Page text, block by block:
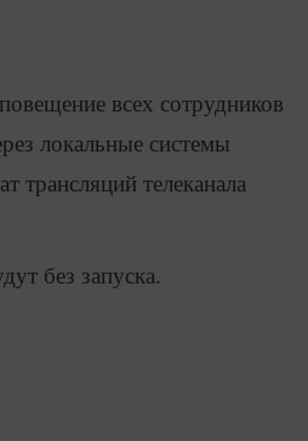
всех сотрудников
локальные системы
трансляций телеканала
без запуска.